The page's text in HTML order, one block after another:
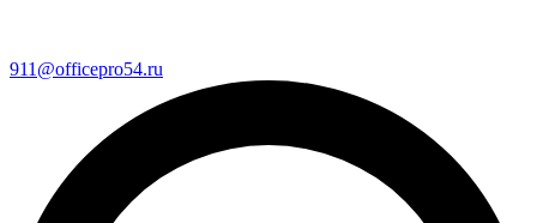
911@officepro54.ru